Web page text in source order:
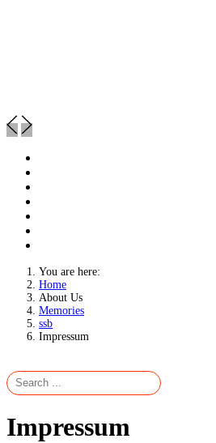
You are here:
Home
About Us
Memories
ssb
Impressum
Impressum